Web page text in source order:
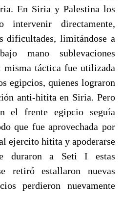
En Siria y Palestina los
intervenir directamente,
dificultades, limitándose a
mano sublevaciones
misma táctica fue utilizada
egipcios, quienes lograron
anti-hitita en Siria. Pero
el frente egipcio seguía
que fue aprovechada por
ejercito hitita y apoderarse
duraron a Seti I estas
retiró estallaron nuevas
perdieron nuevamente